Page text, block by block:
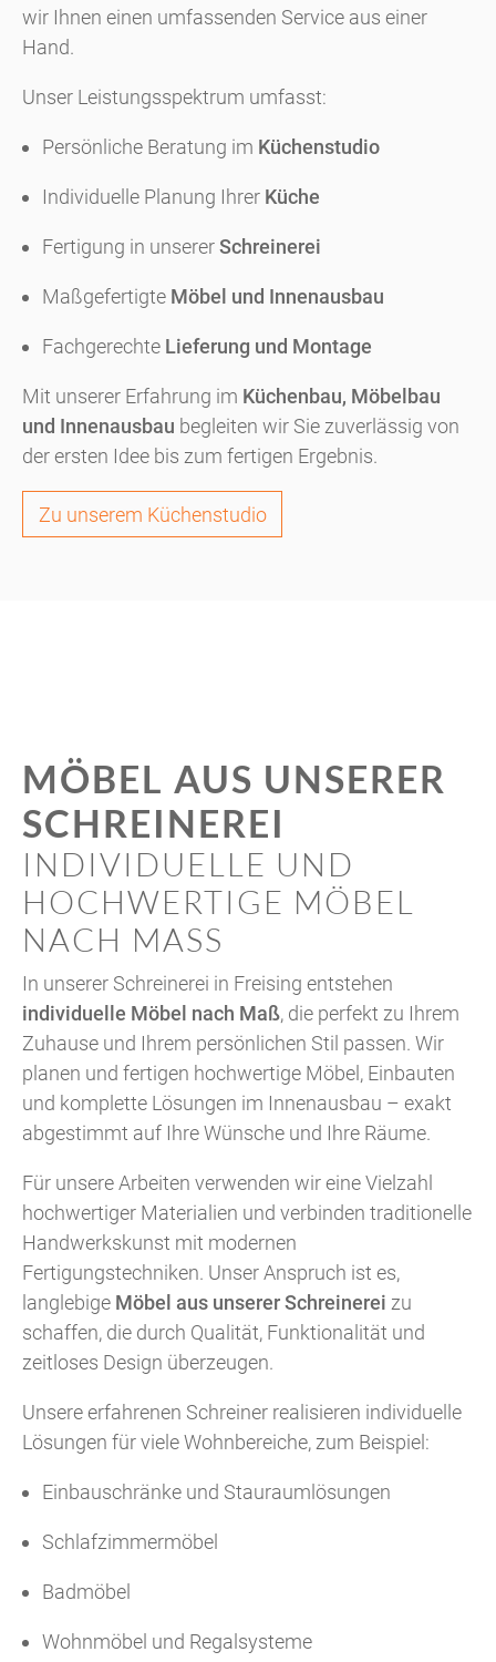
wir Ihnen einen umfassenden Service aus einer
Hand.
Unser Leistungsspektrum umfasst:
Persönliche Beratung im Küchenstudio
Individuelle Planung Ihrer Küche
Fertigung in unsererSchreinerei
Maßgefertigte Möbel und Innenausbau
Fachgerechte Lieferung und Montage
Mit unserer Erfahrung im Küchenbau, Möbelbau
und Innenausbau begleiten wir Sie zuverlässig von
der ersten Idee bis zum fertigen Ergebnis.
Zu unserem Küchenstudio
MÖBEL AUS UNSERER
SCHREINEREI
INDIVIDUELLE UND
HOCHWERTIGE MÖBEL
NACH MASS
In unserer Schreinerei in Freising entstehen
individuelle Möbel nach Maß, die perfekt zu Ihrem
Zuhause und Ihrem persönlichen Stil passen. Wir
planen und fertigen hochwertige Möbel, Einbauten
und komplette Lösungen im Innenausbau – exakt
abgestimmt auf Ihre Wünsche und Ihre Räume.
Für unsere Arbeiten verwenden wir eine Vielzahl
hochwertiger Materialien und verbinden traditionelle
Handwerkskunst mit modernen
Fertigungstechniken. Unser Anspruch ist es,
langlebige Möbel aus unserer Schreinerei zu
schaffen, die durch Qualität, Funktionalität und
zeitloses Design überzeugen.
Unsere erfahrenen Schreiner realisieren individuelle
Lösungen für viele Wohnbereiche, zum Beispiel:
Einbauschränke und Stauraumlösungen
Schlafzimmermöbel
Badmöbel
Wohnmöbel und Regalsysteme